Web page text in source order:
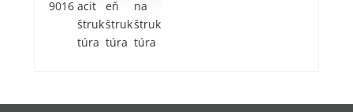
9016 acit
štruk
túra
eň
štruk
túra
na
štruk
túra